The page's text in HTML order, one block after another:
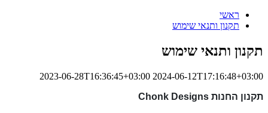
ראשי
תקנון ותנאי שימוש
תקנון ותנאי שימוש
2023-06-28T16:36:45+03:00 2024-06-12T17:16:48+03:00
תקנון החנות Chonk Designs